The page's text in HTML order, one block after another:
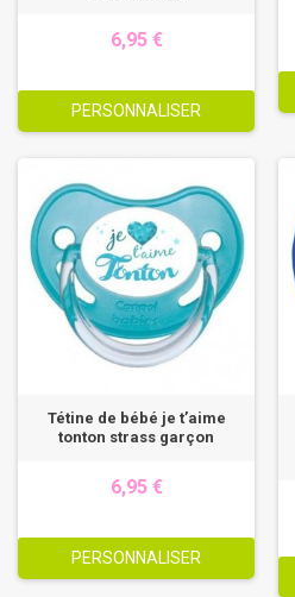
6,95 €
PERSONNALISER
Tétine de bébé je t’aime
tonton strass garçon
6,95 €
PERSONNALISER